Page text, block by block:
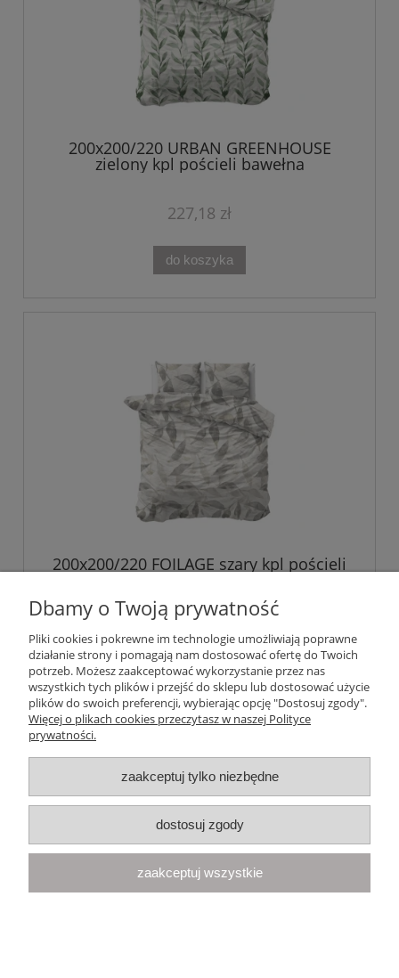
200x200/220 URBAN GREENHOUSE
zielony kpl pościeli bawełna
227,18 zł
do koszyka
200x200/220 FOILAGE szary kpl pościeli
227,18 zł
do koszyka
Dbamy o Twoją prywatność
Pliki cookies i pokrewne im technologie umożliwiają poprawne
działanie strony i pomagają nam dostosować ofertę do Twoich
potrzeb. Możesz zaakceptować wykorzystanie przez nas
wszystkich tych plików i przejść do sklepu lub dostosować użycie
plików do swoich preferencji, wybierając opcję "Dostosuj zgody".
Więcej o plikach cookies przeczytasz w naszej Polityce
prywatności.
zaakceptuj tylko niezbędne
dostosuj zgody
zaakceptuj wszystkie